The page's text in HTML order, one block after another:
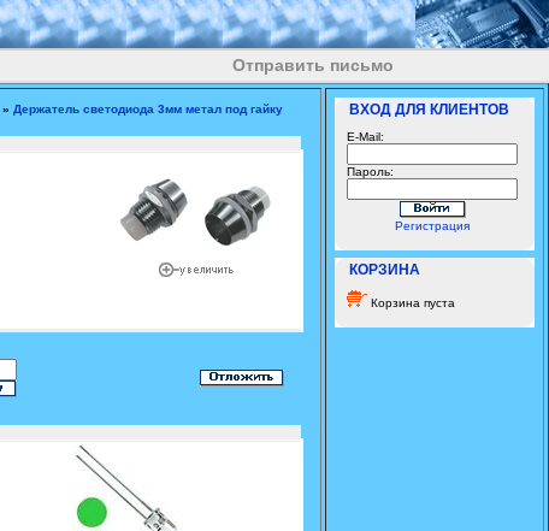
Отправить письмо
» Держатель светодиода 3мм метал под гайку ВХОД ДЛЯ КЛИЕНТОВ
E-Mail:
Пароль:
Регистрация
КОРЗИНА
Корзина пуста